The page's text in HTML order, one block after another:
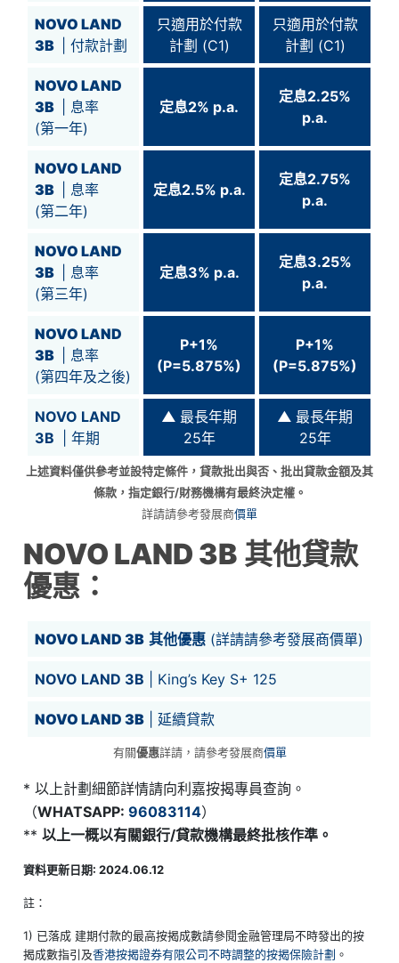
NOVO LAND
3B
| 付款計劃
只適用於付款
計劃 (C1)
只適用於付款
計劃 (C1)
NOVO LAND
3B
| 息率
(第一年)
定息2% p.a.
定息2.25%
p.a.
NOVO LAND
3B
| 息率
(第二年)
定息2.5% p.a.
定息2.75%
p.a.
NOVO LAND
3B
| 息率
(第三年)
定息3% p.a.
定息3.25%
p.a.
NOVO LAND
3B
| 息率
(第四年及之後)
P+1%
(P=5.875%)
P+1%
(P=5.875%)
NOVO LAND
3B
| 年期
▲ 最長年期
25年
▲ 最長年期
25年
上述資料僅供參考並設特定條件，貸款批出與否、批出貸款金額及其
條款，指定銀行/財務機構有最終決定權。
詳請請參考發展商價單
NOVO LAND 3B 其他貸款
優惠：
NOVO LAND 3B 其他優惠 (詳請請參考發展商價單)
NOVO LAND 3B | King’s Key S+ 125
NOVO LAND 3B | 延續貸款
有關優惠詳請，請參考發展商價單
* 以上計劃細節詳情請向利嘉按揭專員查詢。
（WHATSAPP:96083114）
**以上一概以有關銀行/貸款機構最終批核作準。
資料更新日期: 2024.06.12
註：
1) 已落成 建期付款的最高按揭成數請參閱金融管理局不時發出的按
揭成數指引及香港按揭證券有限公司不時調整的按揭保險計劃 。